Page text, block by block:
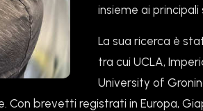
insieme ai
La sua ricerca è
tra cui UCLA,
University of
Con brevetti registrati in Europa,